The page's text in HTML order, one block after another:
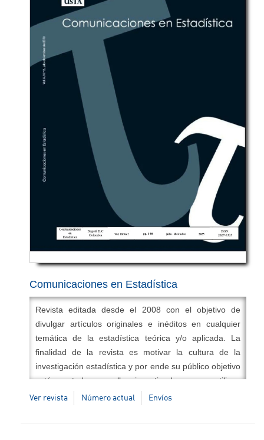
1794-9998
ISSN electrónico: 2256-3067
10.15332/22563067
Clasificación OCDE:
Área OCDE:
Psicología
Campo de Conocimiento Minciencias - Publindex:
Psicología
Editor en Jefe:
Luis Alberto Quiroga Baquero
Editor Asociado:
Luis Felipe González Gutiérrez
Correo electrónico:
revistadiversitas@usta.edu.co
Indexada en:
Lens ESCI-Emerging Source Citation Index , OpenAlex
SciELO
Dimensions Redalyc , Dialnet
CIRC-
Clasificación integrada de Revistas Científicas
LILACS
, Fuente Academica Premier ,
Latindex ERIH PLUS ,
Ulrich's
Periodicals Directory,Portal de Ciencia Nacional,EZB-
Electronic Journals Library,ZDB-Zeitschriften Datenbank,
Operamos bajo modelo de acceso abierto Diamond
(Diamond OA
). No cobramos cargos por
procesamiento, por publicación ni por consulta. Los
costos editoriales son asumidos integralmente por la
Universidad Santo Tomás. Esta política responde al
compromiso institucional con la democratización del
Comunicaciones en Estadística
Revista editada desde el 2008 con el objetivo de
divulgar artículos originales e inéditos en cualquier
temática de la estadística teórica y/o aplicada. La
finalidad de la revista es motivar la cultura de la
investigación estadística y por ende su público objetivo
está en todos aquellos investigadores que utilicen
cualquier método estadístico en el desarrollo de sus
Ver revista Número actual Envíos